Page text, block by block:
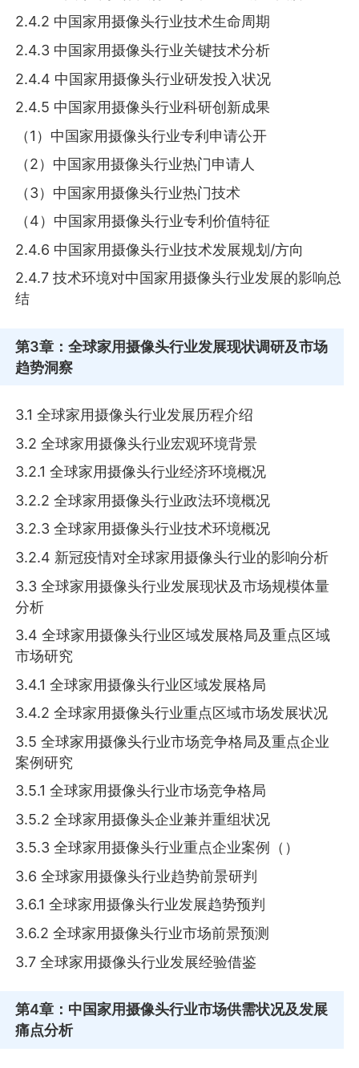
2.4.2 中国家用摄像头行业技术生命周期
2.4.3 中国家用摄像头行业关键技术分析
2.4.4 中国家用摄像头行业研发投入状况
2.4.5 中国家用摄像头行业科研创新成果
（1）中国家用摄像头行业专利申请公开
（2）中国家用摄像头行业热门申请人
（3）中国家用摄像头行业热门技术
（4）中国家用摄像头行业专利价值特征
2.4.6 中国家用摄像头行业技术发展规划/方向
2.4.7 技术环境对中国家用摄像头行业发展的影响总
结
第3章 ：全球家用摄像头行业发展现状调研及市场
趋势洞察
3.1 全球家用摄像头行业发展历程介绍
3.2 全球家用摄像头行业宏观环境背景
3.2.1 全球家用摄像头行业经济环境概况
3.2.2 全球家用摄像头行业政法环境概况
3.2.3 全球家用摄像头行业技术环境概况
3.2.4 新冠疫情对全球家用摄像头行业的影响分析
3.3 全球家用摄像头行业发展现状及市场规模体量
分析
3.4 全球家用摄像头行业区域发展格局及重点区域
市场研究
3.4.1 全球家用摄像头行业区域发展格局
3.4.2 全球家用摄像头行业重点区域市场发展状况
3.5 全球家用摄像头行业市场竞争格局及重点企业
案例研究
3.5.1 全球家用摄像头行业市场竞争格局
3.5.2 全球家用摄像头企业兼并重组状况
3.5.3 全球家用摄像头行业重点企业案例（）
3.6 全球家用摄像头行业趋势前景研判
3.6.1 全球家用摄像头行业发展趋势预判
3.6.2 全球家用摄像头行业市场前景预测
3.7 全球家用摄像头行业发展经验借鉴
第4章 ：中国家用摄像头行业市场供需状况及发展
痛点分析